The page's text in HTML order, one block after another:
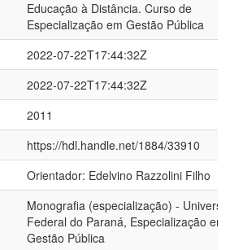
Educação à Distância. Curso de
Especialização em Gestão Pública
2022-07-22T17:44:32Z
2022-07-22T17:44:32Z
2011
https://hdl.handle.net/1884/33910
Orientador: Edelvino Razzolini Filho
Monografia (especialização) -
Federal do Paraná, Especialização em
Gestão Pública